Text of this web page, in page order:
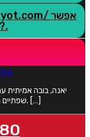
לקבל פרטים בבקשה ?.
יאנה, בובה אמיתית
שפתיים חושניות וגדולות, עיניים מהפנטות וגוף סקסי ומושלם. […]